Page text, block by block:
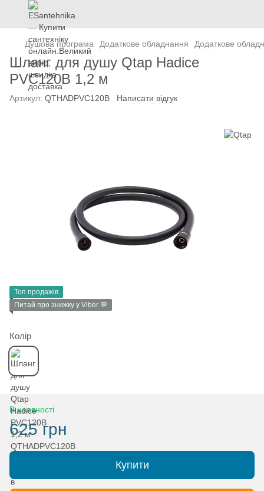
Душова програма Додаткове обладнання Додаткове
Шланг для душу Qtap Hadice
PVC120B 1,2 м
Артикул: QTHADPVC120B Написати відгук
Топ продажів
Питай про знижку у Viber 💬
Колір
В наявності
625 грн
Купити